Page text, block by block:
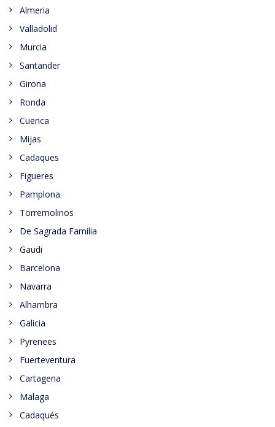
Almeria
Valladolid
Murcia
Santander
Girona
Ronda
Cuenca
Mijas
Cadaques
Figueres
Pamplona
Torremolinos
De Sagrada Familia
Gaudi
Barcelona
Navarra
Alhambra
Galicia
Pyrenees
Fuerteventura
Cartagena
Malaga
Cadaqués